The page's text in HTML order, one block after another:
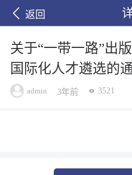
返回
关于“一带一路”出
国际化人才遴选的
admin 3年前 3521